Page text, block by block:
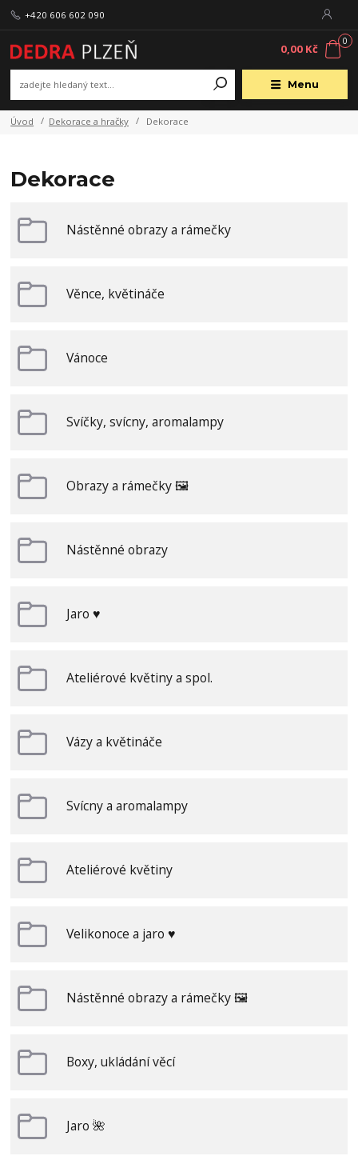
Menu
+420 606 602 090
0
0,00 Kč
Úvod Dekorace a hračky Dekorace
Dekorace
Nástěnné obrazy a rámečky
Věnce, květináče
Vánoce
Svíčky, svícny, aromalampy
Obrazy a rámečky 🖼️
Nástěnné obrazy
Jaro ♥
Ateliérové květiny a spol.
Vázy a květináče
Svícny a aromalampy
Ateliérové květiny
Velikonoce a jaro ♥
Nástěnné obrazy a rámečky 🖼️
Boxy, ukládání věcí
Jaro 🌺